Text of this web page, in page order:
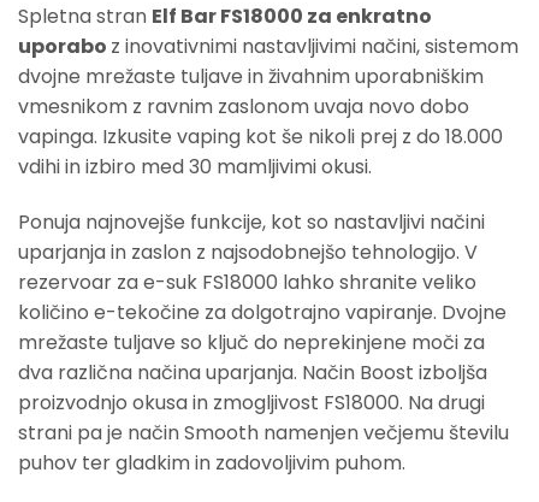
Spletna stran Elf Bar FS18000 za enkratno
uporabo z inovativnimi nastavljivimi načini, sistemom
dvojne mrežaste tuljave in živahnim uporabniškim
vmesnikom z ravnim zaslonom uvaja novo dobo
vapinga. Izkusite vaping kot še nikoli prej z do 18.000
vdihi in izbiro med 30 mamljivimi okusi.
Ponuja najnovejše funkcije, kot so nastavljivi načini
uparjanja in zaslon z najsodobnejšo tehnologijo. V
rezervoar za e-suk FS18000 lahko shranite veliko
količino e-tekočine za dolgotrajno vapiranje. Dvojne
mrežaste tuljave so ključ do neprekinjene moči za
dva različna načina uparjanja. Način Boost izboljša
proizvodnjo okusa in zmogljivost FS18000. Na drugi
strani pa je način Smooth namenjen večjemu številu
puhov ter gladkim in zadovoljivim puhom.